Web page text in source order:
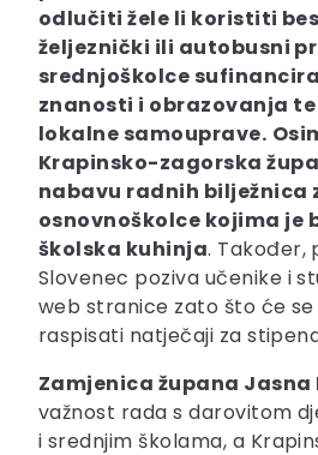
odlučiti žele li koristiti
željeznički ili autobusni
srednjoškolce
znanosti i obrazovanja te
lokalne samouprave.
Krapinsko-zagorska
nabavu radnih bilježnica
osnovnoškolce kojima je
školska kuhinja. Također,
Slovenec poziva učenike i
web stranice zato što će
raspisati natječaji za
Zamjenica župana Jasna
važnost rada s darovitom
i srednjim školama, a